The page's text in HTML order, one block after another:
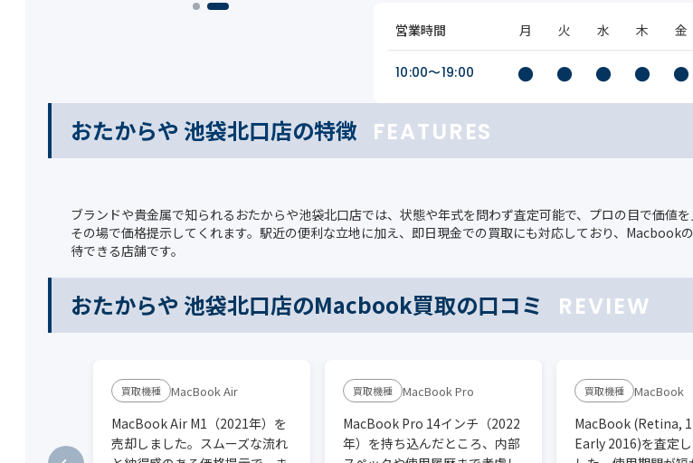
営業時間 月 火 水 木 金
10:00〜19:00 ● ● ● ● ●
おたからや 池袋北口店の特徴 FEATURES
ブランドや貴金属で知られるおたからや池袋北口店では、状態や年式を問わず査定可能で、プロの目で価値
その場で価格提示してくれます。駅近の便利な立地に加え、即日現金での買取にも対応しており、Macbook
待できる店舗です。
おたからや 池袋北口店のMacbook買取の口コミ REVIEW
MacBook Air
MacBook Air M1（2021年）を
売却しました。スムーズな流れ
MacBook Pro
MacBook Pro 14インチ（2022
年）を持ち込んだところ、内部
MacBook
MacBook (Retina,
Early 2016)を査定